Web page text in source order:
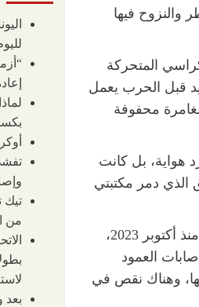
فيها
المتحركة
قبل الحرب يعمل
محفوفة
هواية، بل كانت
الذي دمر مكتبتي
تقدر منظمة الصحة العالمية أن نحو 43 ألف شخص في غزة تعرضوا لإصابات مغيرة للحياة منذ أكتوبر 2023،
العمود
وهناك نقص في
وإصابة 240
تيك
من
بعد